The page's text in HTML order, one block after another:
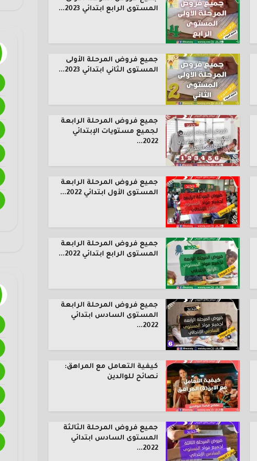
المستوى الرابع ابتدائي 2023...
جميع فروض المرحلة الأولى
المستوى الثاني ابتدائي 2023...
جميع فروض المرحلة الرابعة
لجميع مستويات الإبتدائي
2022...
جميع فروض المرحلة الرابعة
المستوى الأول ابتدائي 2022...
جميع فروض المرحلة الرابعة
المستوى الرابع ابتدائي 2022...
جميع فروض المرحلة الرابعة
المستوى السادس ابتدائي
2022...
كيفية التعامل مع المراهق:
نصائح للوالدين
جميع فروض المرحلة الثالثة
المستوى السادس ابتدائي
2022...